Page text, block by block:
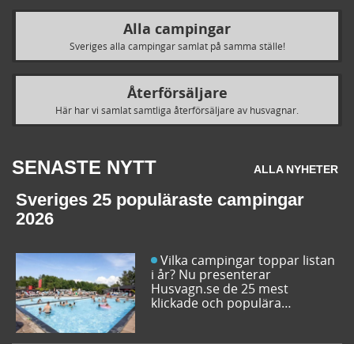
Alla campingar
Sveriges alla campingar samlat på samma ställe!
Återförsäljare
Här har vi samlat samtliga återförsäljare av husvagnar.
SENASTE NYTT ALLA NYHETER
Sveriges 25 populäraste campingar
2026
Vilka campingar toppar listan
i år? Nu presenterar
Husvagn.se de 25 mest
klickade och populära